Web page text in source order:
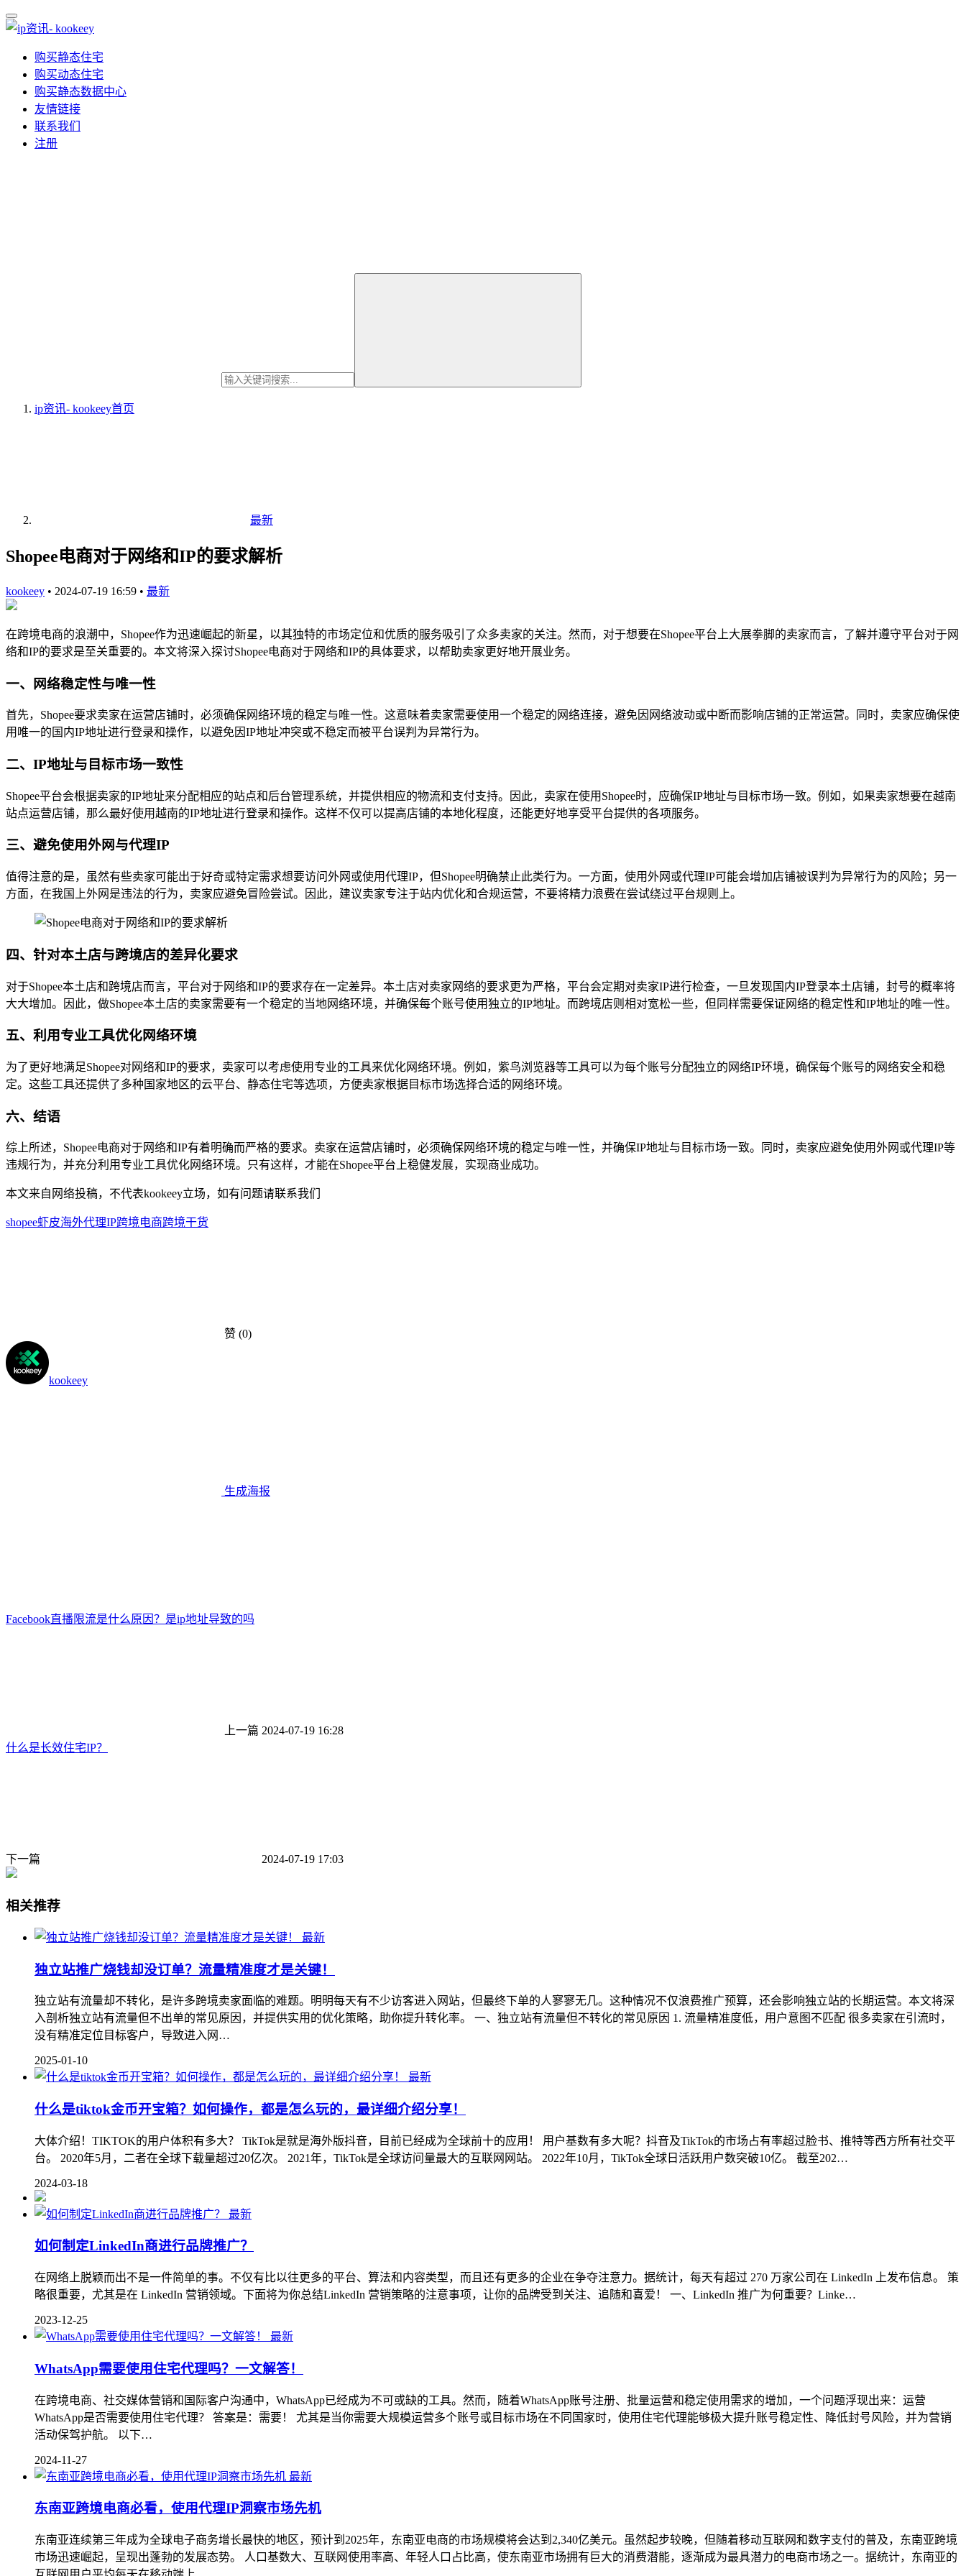
购买静态住宅
购买动态住宅
购买静态数据中心
友情链接
联系我们
注册
ip资讯- kookeey首页
最新
Shopee电商对于网络和IP的要求解析
kookeey • 2024-07-19 16:59 • 最新
在跨境电商的浪潮中，Shopee作为迅速崛起的新星，以其独特的市场定位和优质的服务吸引了众多卖家的关注。然而，对于想要在Shopee平台上大展拳脚的卖家而言，了解并遵守平台对于网
络和IP的要求是至关重要的。本文将深入探讨Shopee电商对于网络和IP的具体要求，以帮助卖家更好地开展业务。
一、网络稳定性与唯一性
首先，Shopee要求卖家在运营店铺时，必须确保网络环境的稳定与唯一性。这意味着卖家需要使用一个稳定的网络连接，避免因网络波动或中断而影响店铺的正常运营。同时，卖家应确保使
用唯一的国内IP地址进行登录和操作，以避免因IP地址冲突或不稳定而被平台误判为异常行为。
二、IP地址与目标市场一致性
Shopee平台会根据卖家的IP地址来分配相应的站点和后台管理系统，并提供相应的物流和支付支持。因此，卖家在使用Shopee时，应确保IP地址与目标市场一致。例如，如果卖家想要在越南
站点运营店铺，那么最好使用越南的IP地址进行登录和操作。这样不仅可以提高店铺的本地化程度，还能更好地享受平台提供的各项服务。
三、避免使用外网与代理IP
值得注意的是，虽然有些卖家可能出于好奇或特定需求想要访问外网或使用代理IP，但Shopee明确禁止此类行为。一方面，使用外网或代理IP可能会增加店铺被误判为异常行为的风险；另一
方面，在我国上外网是违法的行为，卖家应避免冒险尝试。因此，建议卖家专注于站内优化和合规运营，不要将精力浪费在尝试绕过平台规则上。
四、针对本土店与跨境店的差异化要求
对于Shopee本土店和跨境店而言，平台对于网络和IP的要求存在一定差异。本土店对卖家网络的要求更为严格，平台会定期对卖家IP进行检查，一旦发现国内IP登录本土店铺，封号的概率将
大大增加。因此，做Shopee本土店的卖家需要有一个稳定的当地网络环境，并确保每个账号使用独立的IP地址。而跨境店则相对宽松一些，但同样需要保证网络的稳定性和IP地址的唯一性。
五、利用专业工具优化网络环境
为了更好地满足Shopee对网络和IP的要求，卖家可以考虑使用专业的工具来优化网络环境。例如，紫鸟浏览器等工具可以为每个账号分配独立的网络IP环境，确保每个账号的网络安全和稳
定。这些工具还提供了多种国家地区的云平台、静态住宅等选项，方便卖家根据目标市场选择合适的网络环境。
六、结语
综上所述，Shopee电商对于网络和IP有着明确而严格的要求。卖家在运营店铺时，必须确保网络环境的稳定与唯一性，并确保IP地址与目标市场一致。同时，卖家应避免使用外网或代理IP等
违规行为，并充分利用专业工具优化网络环境。只有这样，才能在Shopee平台上稳健发展，实现商业成功。
本文来自网络投稿，不代表kookeey立场，如有问题请联系我们
shopee虾皮海外代理IP跨境电商跨境干货
赞 (0)
kookeey
生成海报
Facebook直播限流是什么原因？是ip地址导致的吗
上一篇 2024-07-19 16:28
什么是长效住宅IP？
下一篇 2024-07-19 17:03
相关推荐
最新
独立站推广烧钱却没订单？流量精准度才是关键！
独立站有流量却不转化，是许多跨境卖家面临的难题。明明每天有不少访客进入网站，但最终下单的人寥寥无几。这种情况不仅浪费推广预算，还会影响独立站的长期运营。本文将深
入剖析独立站有流量但不出单的常见原因，并提供实用的优化策略，助你提升转化率。 一、独立站有流量但不转化的常见原因 1. 流量精准度低，用户意图不匹配 很多卖家在引流时，
没有精准定位目标客户，导致进入网…
2025-01-10
最新
什么是tiktok金币开宝箱？如何操作，都是怎么玩的，最详细介绍分享！
大体介绍！TIKTOK的用户体积有多大？ TikTok是就是海外版抖音，目前已经成为全球前十的应用！ 用户基数有多大呢？抖音及TikTok的市场占有率超过脸书、推特等西方所有社交平
台。 2020年5月，二者在全球下载量超过20亿次。 2021年，TikTok是全球访问量最大的互联网网站。 2022年10月，TikTok全球日活跃用户数突破10亿。 截至202…
2024-03-18
最新
如何制定LinkedIn商进行品牌推广？
在网络上脱颖而出不是一件简单的事。不仅有比以往更多的平台、算法和内容类型，而且还有更多的企业在争夺注意力。据统计，每天有超过 270 万家公司在 LinkedIn 上发布信息。 策
略很重要，尤其是在 LinkedIn 营销领域。下面将为你总结LinkedIn 营销策略的注意事项，让你的品牌受到关注、追随和喜爱！ 一、LinkedIn 推广为何重要？Linke…
2023-12-25
最新
WhatsApp需要使用住宅代理吗？一文解答！
在跨境电商、社交媒体营销和国际客户沟通中，WhatsApp已经成为不可或缺的工具。然而，随着WhatsApp账号注册、批量运营和稳定使用需求的增加，一个问题浮现出来：运营
WhatsApp是否需要使用住宅代理？ 答案是：需要！ 尤其是当你需要大规模运营多个账号或目标市场在不同国家时，使用住宅代理能够极大提升账号稳定性、降低封号风险，并为营销
活动保驾护航。 以下…
2024-11-27
最新
东南亚跨境电商必看，使用代理IP洞察市场先机
东南亚连续第三年成为全球电子商务增长最快的地区，预计到2025年，东南亚电商的市场规模将会达到2,340亿美元。虽然起步较晚，但随着移动互联网和数字支付的普及，东南亚跨境
市场迅速崛起，呈现出蓬勃的发展态势。 人口基数大、互联网使用率高、年轻人口占比高，使东南亚市场拥有巨大的消费潜能，逐渐成为最具潜力的电商市场之一。据统计，东南亚的